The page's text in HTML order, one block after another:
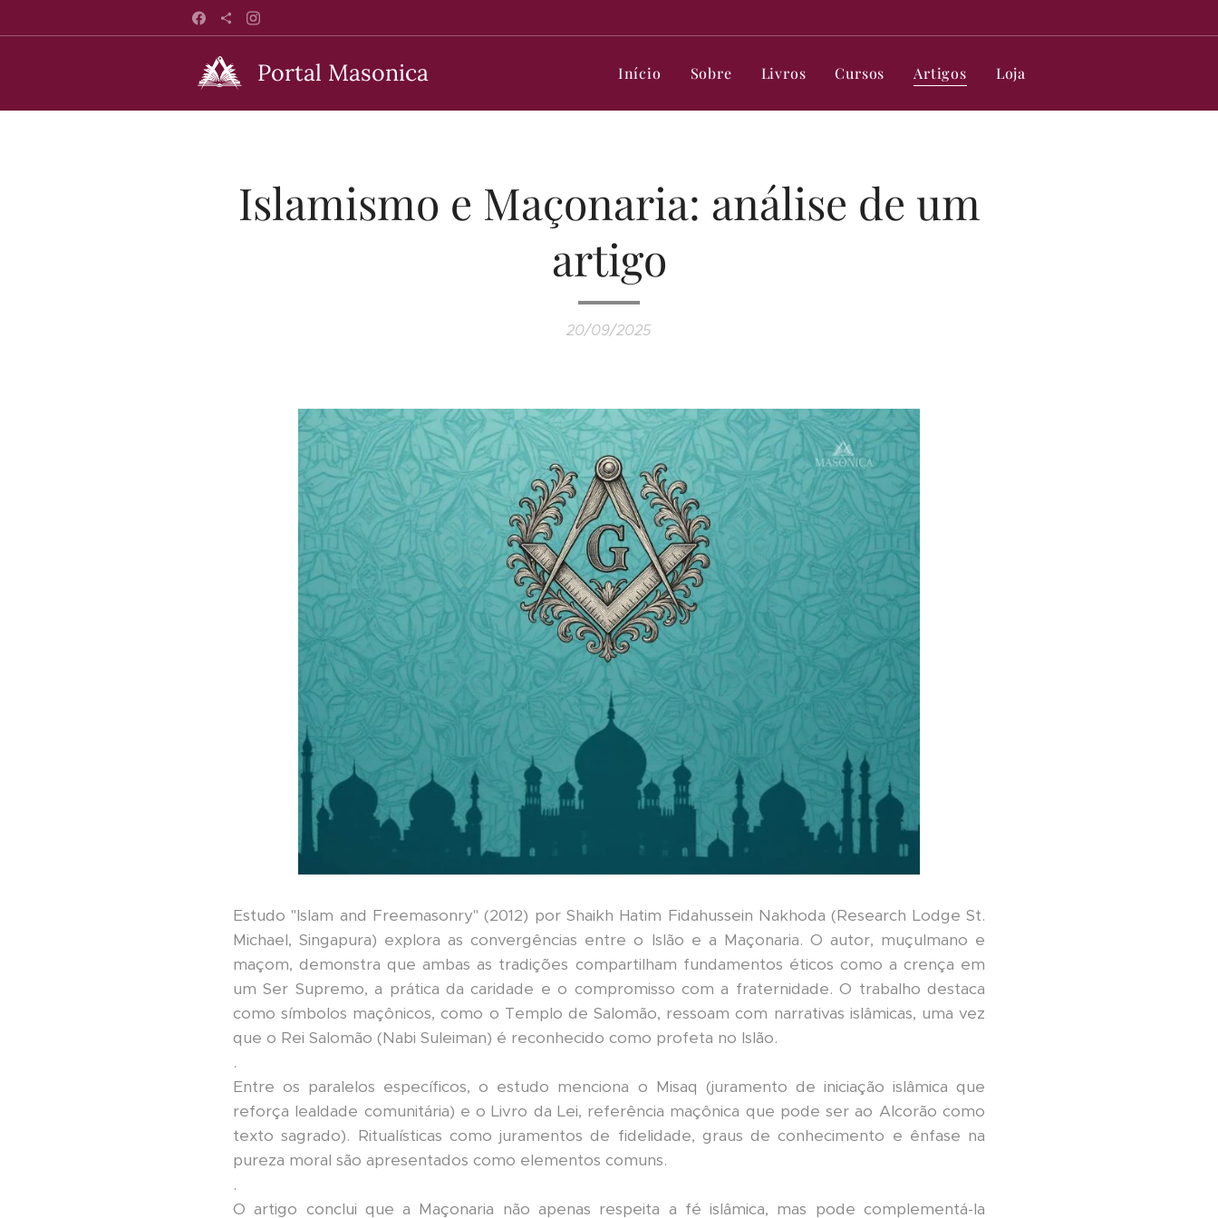
Portal Masonica Início Sobre Livros Cursos Artigos Loja
Islamismo e Maçonaria: análise de um
artigo
20/09/2025
Estudo "Islam and Freemasonry" (2012) por Shaikh Hatim Fidahussein Nakhoda (Research Lodge St.
Michael, Singapura) explora as convergências entre o Islão e a Maçonaria. O autor, muçulmano e
maçom, demonstra que ambas as tradições compartilham fundamentos éticos como a crença em
um Ser Supremo, a prática da caridade e o compromisso com a fraternidade. O trabalho destaca
como símbolos maçônicos, como o Templo de Salomão, ressoam com narrativas islâmicas, uma vez
que o Rei Salomão (Nabi Suleiman) é reconhecido como profeta no Islão.
.
Entre os paralelos específicos, o estudo menciona o Misaq (juramento de iniciação islâmica que
reforça lealdade comunitária) e o Livro da Lei, referência maçônica que pode ser ao Alcorão como
texto sagrado). Ritualísticas como juramentos de fidelidade, graus de conhecimento e ênfase na
pureza moral são apresentados como elementos comuns.
.
O artigo conclui que a Maçonaria não apenas respeita a fé islâmica, mas pode complementá-la